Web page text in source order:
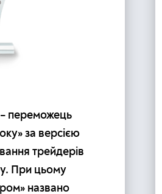
– переможець
за версією
трейдерів
При цьому
названо